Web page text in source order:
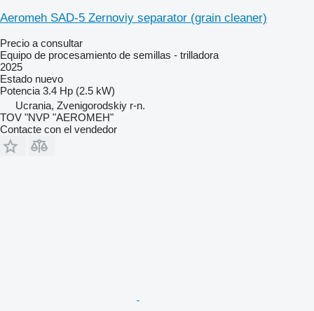
Aeromeh SAD-5 Zernoviy separator (grain cleaner)
Precio a consultar
Equipo de procesamiento de semillas - trilladora
2025
Estado nuevo
Potencia 3.4 Hp (2.5 kW)
Ucrania, Zvenigorodskiy r-n.
TOV "NVP "AEROMEH"
Contacte con el vendedor